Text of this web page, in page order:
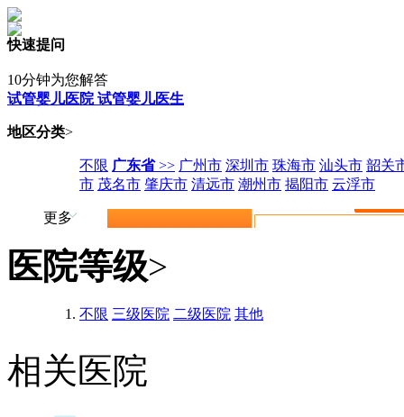
快速提问
10分钟为您解答
试管婴儿医院试管婴儿医生
地区分类>
不限 广东省>> 广州市 深圳市 珠海市 汕头市 韶关
市 茂名市 肇庆市 清远市 潮州市 揭阳市 云浮市
更多
医院等级>
不限 三级医院 二级医院 其他
相关医院